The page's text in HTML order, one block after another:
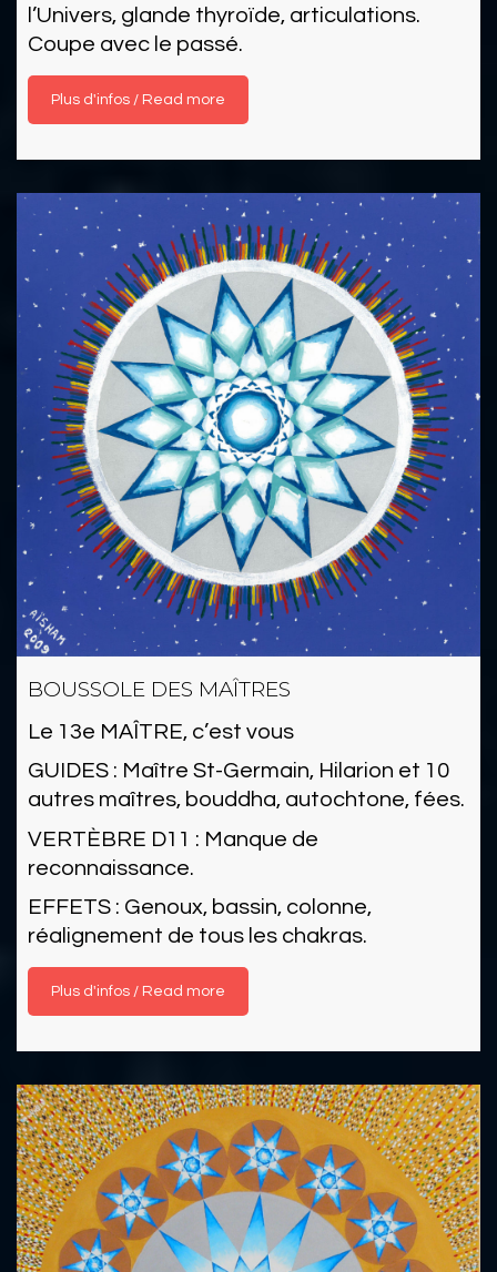
l’Univers, glande thyroïde, articulations.
Coupe avec le passé.
Read more
BOUSSOLE DES MAÎTRES
Le 13e MAÎTRE, c’est vous
GUIDES : Maître St-Germain, Hilarion et 10
autres maîtres, bouddha, autochtone, fées.
VERTÈBRE D11 : Manque de
reconnaissance.
EFFETS : Genoux, bassin, colonne,
réalignement de tous les chakras.
Read more